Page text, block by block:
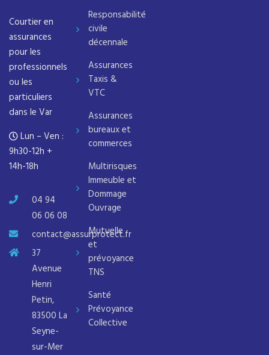
Courtier en
assurances
pour les
professionnels
ou les
particuliers
dans le Var
Lun – Ven :
9h30-12h +
14h-18h
04 94
06 06 08
contact@assurprotect.fr
37
Avenue
Henri
Petin,
83500 La
Seyne-
sur-Mer
Responsabilité
civile
décennale
Assurances
Taxis &
VTC
Assurances
bureaux et
commerces
Multirisques
Immeuble et
Dommage
Ouvrage
Mutuelle
et
prévoyance
TNS
Santé
Prévoyance
Collective